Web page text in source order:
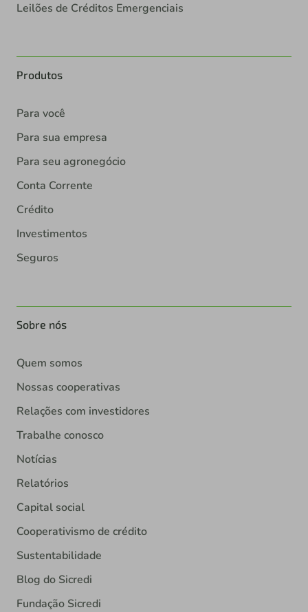
Leilões de Créditos Emergenciais
Produtos
Para você
Para sua empresa
Para seu agronegócio
Conta Corrente
Crédito
Investimentos
Seguros
Sobre nós
Quem somos
Nossas cooperativas
Relações com investidores
Trabalhe conosco
Notícias
Relatórios
Capital social
Cooperativismo de crédito
Sustentabilidade
Blog do Sicredi
Fundação Sicredi